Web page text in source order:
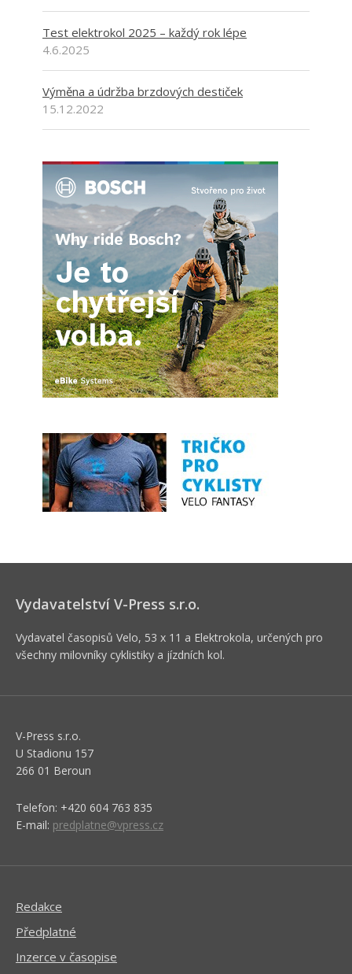
Test elektrokol 2025 – každý rok lépe
4.6.2025
Výměna a údržba brzdových destiček
15.12.2022
Vydavatelství V-Press s.r.o.
Vydavatel časopisů Velo, 53 x 11 a Elektrokola, určených pro
všechny milovníky cyklistiky a jízdních kol.
V-Press s.r.o.
U Stadionu 157
266 01 Beroun
Telefon: +420 604 763 835
E-mail: predplatne@vpress.cz
Redakce
Předplatné
Inzerce v časopise